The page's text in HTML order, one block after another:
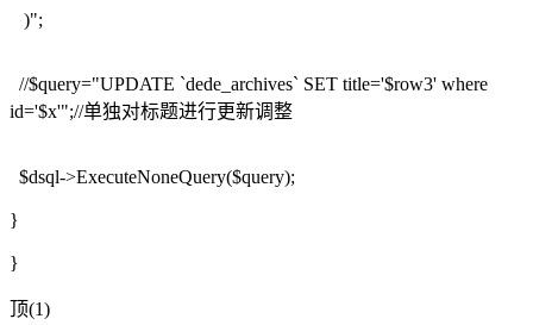
)";
//$query="UPDATE `dede_archives` SET title='$row3' where
id='$x'";//单独对标题进行更新调整
$dsql->ExecuteNoneQuery($query);
}
}
顶(1)